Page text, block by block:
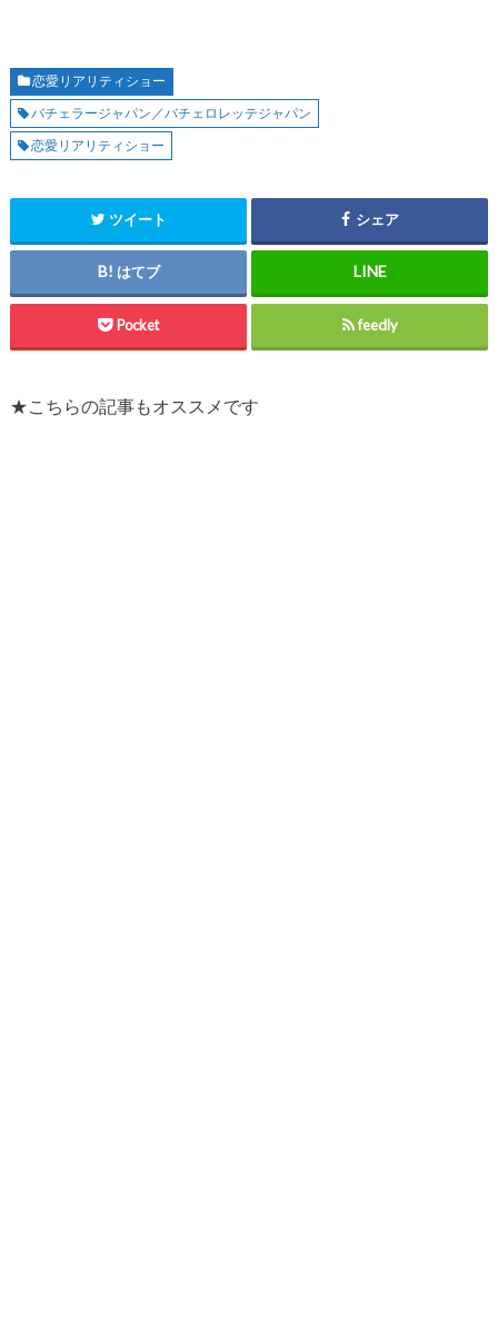
恋愛リアリティショー
バチェラージャパン／バチェロレッテジャパン
恋愛リアリティショー
ツイート シェア
はてブ
Pocket feedly
★こちらの記事もオススメです